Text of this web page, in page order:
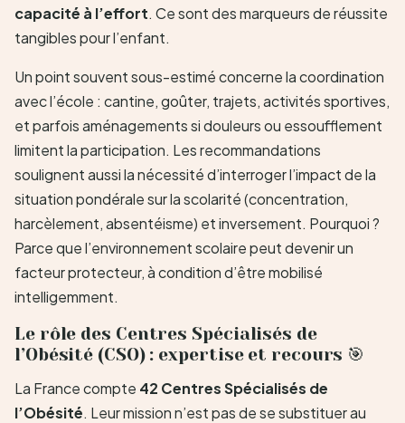
capacité à l’effort. Ce sont des marqueurs de réussite
tangibles pour l’enfant.
Un point souvent sous-estimé concerne la coordination
avec l’école : cantine, goûter, trajets, activités sportives,
et parfois aménagements si douleurs ou essoufflement
limitent la participation. Les recommandations
soulignent aussi la nécessité d’interroger l’impact de la
situation pondérale sur la scolarité (concentration,
harcèlement, absentéisme) et inversement. Pourquoi ?
Parce que l’environnement scolaire peut devenir un
facteur protecteur, à condition d’être mobilisé
intelligemment.
Le rôle des Centres Spécialisés de
l’Obésité (CSO) : expertise et recours 🎯
La France compte 42 Centres Spécialisés de
l’Obésité. Leur mission n’est pas de se substituer au